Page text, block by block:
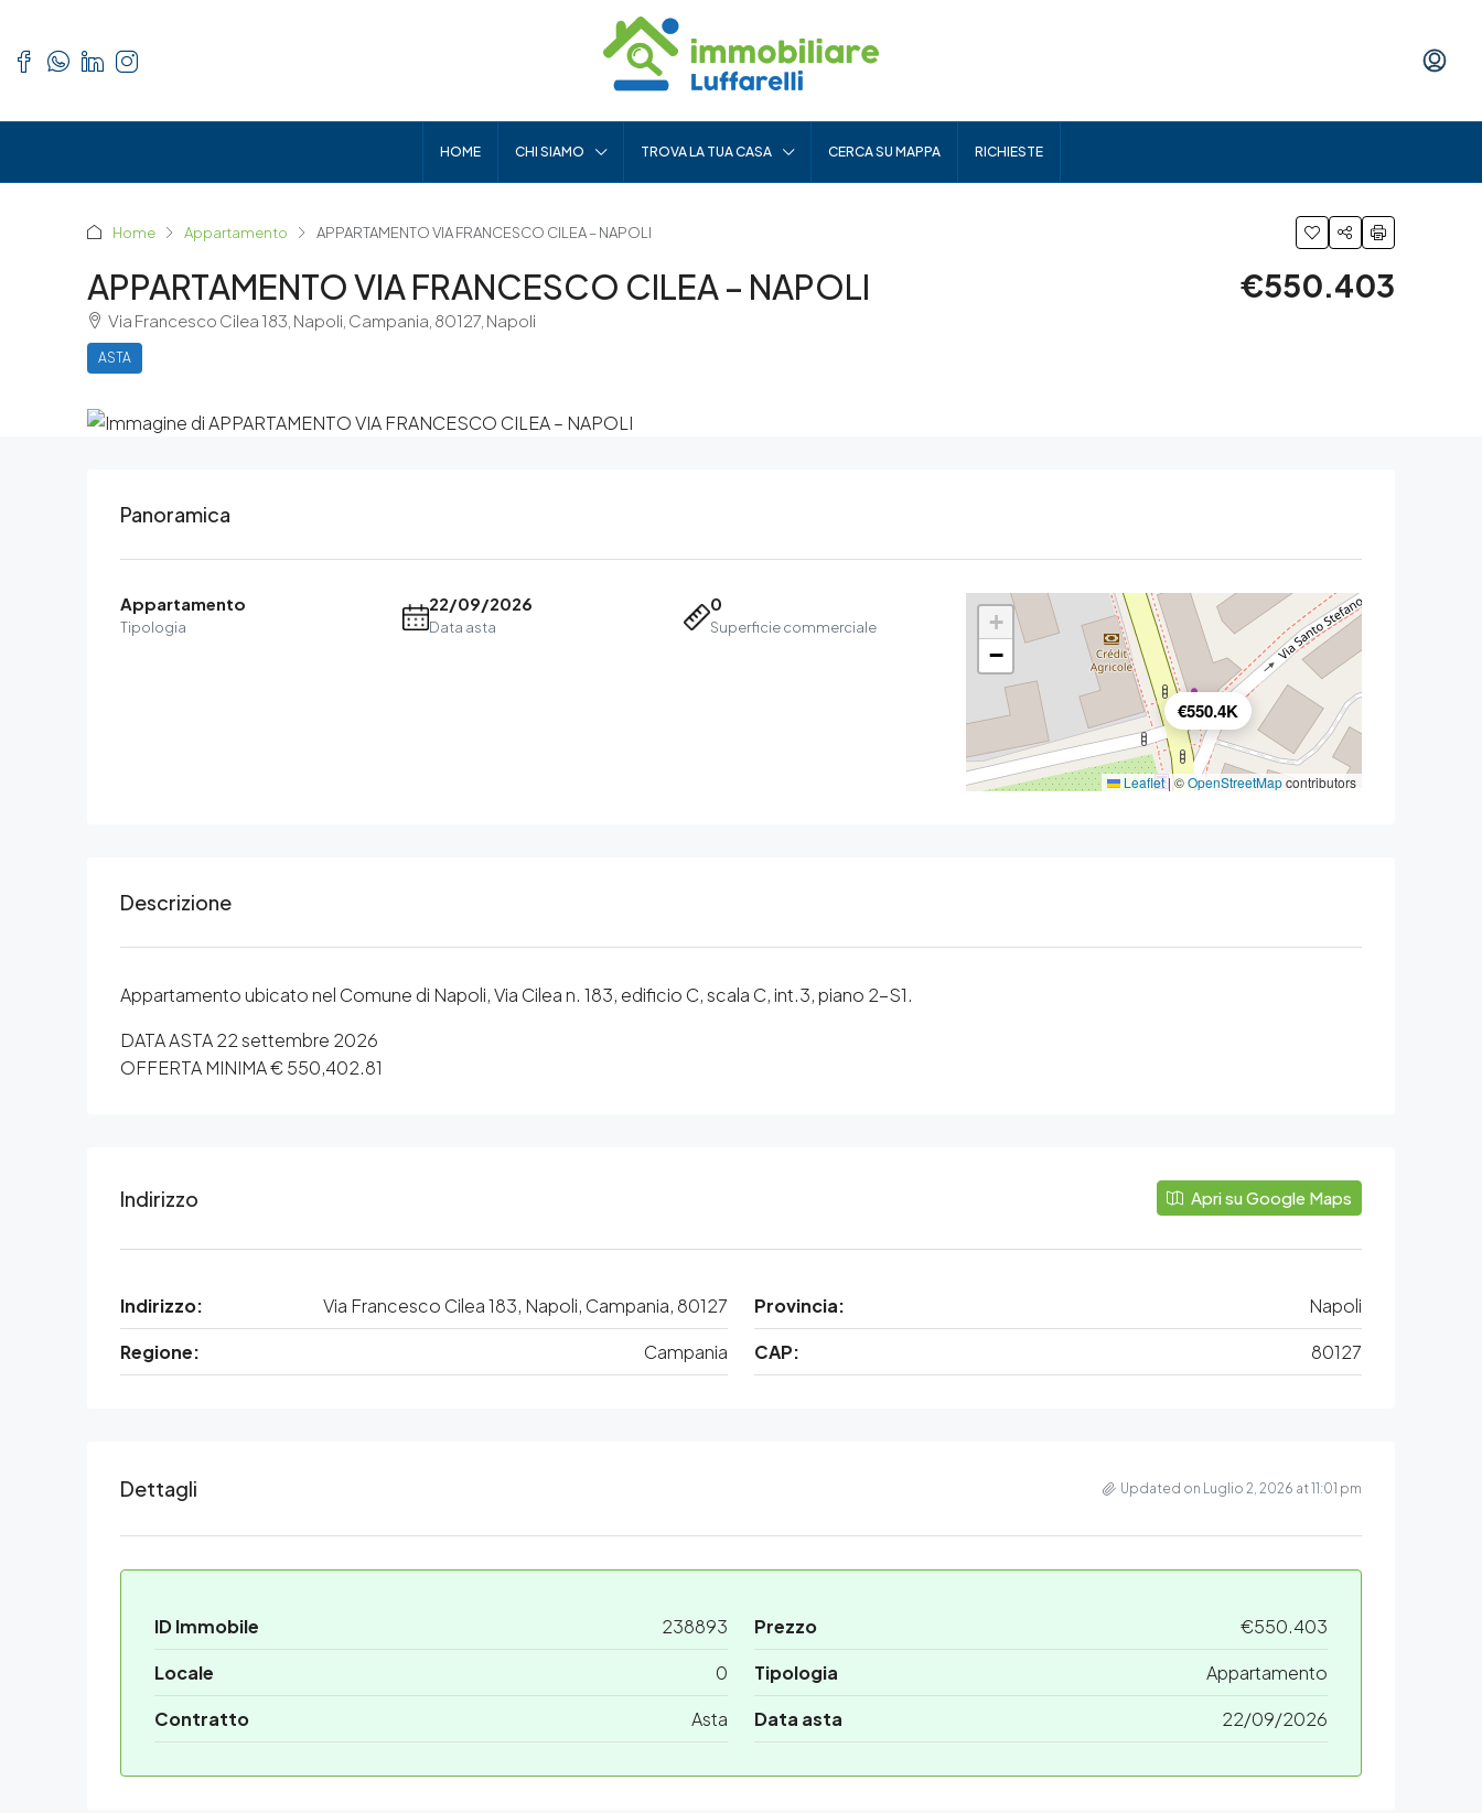
HOME CHI SIAMO TROVA LA TUA CASA CERCA SU MAPPA RICHIESTE
Home Appartamento APPARTAMENTO VIA FRANCESCO CILEA – NAPOLI
APPARTAMENTO VIA FRANCESCO CILEA – NAPOLI
Via Francesco Cilea 183, Napoli, Campania, 80127, Napoli
ASTA
€550.403
Panoramica
Appartamento
Tipologia
22/09/2026
Data asta
0
Superficie commerciale
€550.4K
+
−
Leaflet | ©OpenStreetMapcontributors
Descrizione
Appartamento ubicato nel Comune di Napoli, Via Cilea n. 183, edificio C, scala C, int.3, piano 2-S1.
DATA ASTA 22 settembre 2026
OFFERTA MINIMA € 550,402.81
Indirizzo Apri su Google Maps
Indirizzo: Via Francesco Cilea 183, Napoli, Campania, 80127 Provincia:
Napoli
Regione:
Campania CAP: 80127
Dettagli Updated on Luglio 2, 2026 at 11:01 pm
ID Immobile 238893 Prezzo
€550.403
Locale
0 Tipologia
Appartamento
Contratto
Asta Data asta 22/09/2026